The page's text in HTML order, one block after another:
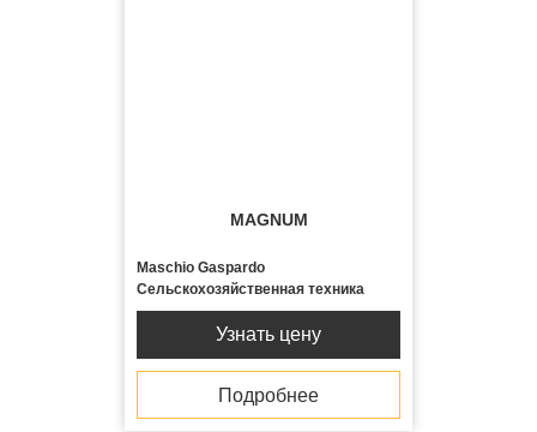
MAGNUM
Maschio Gaspardo
Сельскохозяйственная техника
Узнать цену
Подробнее